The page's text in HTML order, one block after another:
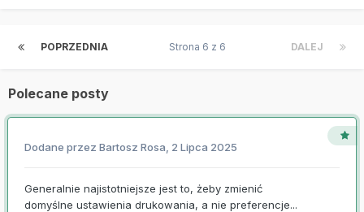
POPRZEDNIA DALEJ
Strona 6 z 6
Polecane posty
Dodane przez Bartosz Rosa 2 Lipca 2025
Generalnie najistotniejsze jest to, żeby zmienić
domyślne ustawienia drukowania, a nie preferencje...